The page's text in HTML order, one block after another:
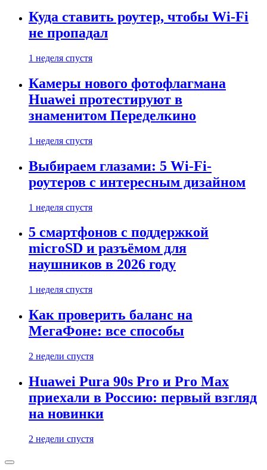
Куда ставить роутер, чтобы Wi-Fi
не пропадал
1 неделя спустя
Камеры нового фотофлагмана
Huawei протестируют в
знаменитом Переделкино
1 неделя спустя
Выбираем глазами: 5 Wi-Fi-
роутеров с интересным дизайном
1 неделя спустя
5 смартфонов с поддержкой
microSD и разъёмом для
наушников в 2026 году
1 неделя спустя
Как проверить баланс на
МегаФоне: все способы
2 недели спустя
Huawei Pura 90s Pro и Pro Max
приехали в Россию: первый взгляд
на новинки
2 недели спустя